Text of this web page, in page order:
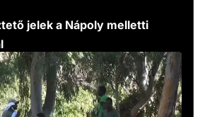
jelek a Nápoly melletti